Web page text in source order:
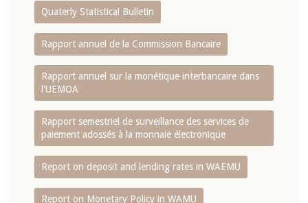
Quaterly Statistical Bulletin
Rapport annuel de la Commission Bancaire
Rapport annuel sur la monétique interbancaire dans
l'UEMOA
Rapport semestriel de surveillance des services de
paiement adossés à la monnaie électronique
Report on deposit and lending rates in WAEMU
Report on Monetary Policy in WAMU